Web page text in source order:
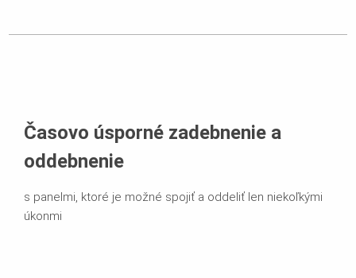
Časovo úsporné zadebnenie a
oddebnenie
s panelmi, ktoré je možné spojiť a oddeliť len niekoľkými
úkonmi